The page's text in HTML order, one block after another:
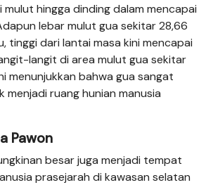
mulut hingga dinding dalam mencapai
lebar mulut gua sekitar 28,66
tinggi dari lantai masa kini mencapai
langit di area mulut gua sekitar
menunjukkan bahwa gua sangat
menjadi ruang hunian manusia
Pawon
besar juga menjadi tempat
prasejarah di kawasan selatan